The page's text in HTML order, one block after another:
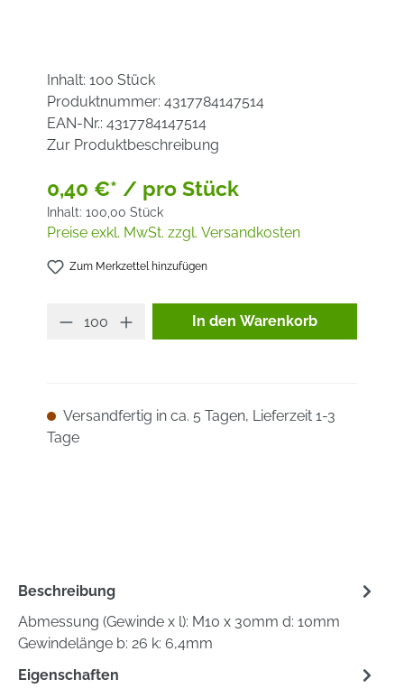
Inhalt: 100 Stück
Produktnummer: 4317784147514
EAN-Nr.: 4317784147514
Zur Produktbeschreibung
0,40 €* / pro Stück
Inhalt: 100,00 Stück
Preise exkl. MwSt. zzgl. Versandkosten
Zum Merkzettel hinzufügen
Produkt Anzahl: Gib den
In den Warenkorb
Versandfertig in ca. 5 Tagen, Lieferzeit 1-3
Tage
Beschreibung
Abmessung (Gewinde x l): M10 x 30mm d: 10mm
Gewindelänge b: 26 k: 6,4mm
Eigenschaften